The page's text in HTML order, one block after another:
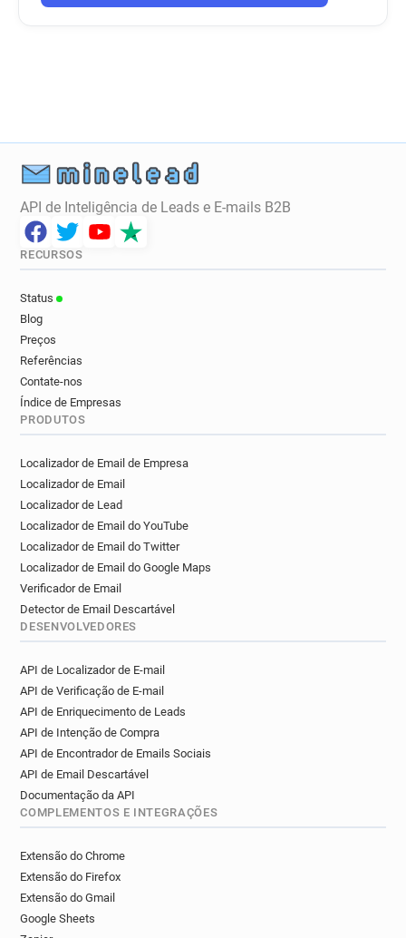
API de Inteligência de Leads e E-mails B2B
RECURSOS
Status
Blog
Preços
Referências
Contate-nos
Índice de Empresas
PRODUTOS
Localizador de Email de Empresa
Localizador de Email
Localizador de Lead
Localizador de Email do YouTube
Localizador de Email do Twitter
Localizador de Email do Google Maps
Verificador de Email
Detector de Email Descartável
DESENVOLVEDORES
API de Localizador de E-mail
API de Verificação de E-mail
API de Enriquecimento de Leads
API de Intenção de Compra
API de Encontrador de Emails Sociais
API de Email Descartável
Documentação da API
COMPLEMENTOS E INTEGRAÇÕES
Extensão do Chrome
Extensão do Firefox
Extensão do Gmail
Google Sheets